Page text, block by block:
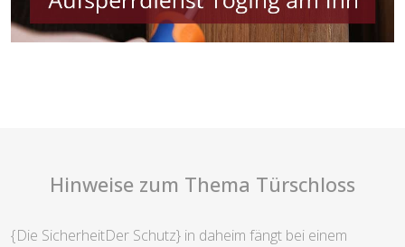
Hinweise zum Thema Türschloss
{Die SicherheitDer Schutz} in daheim fängt bei einem